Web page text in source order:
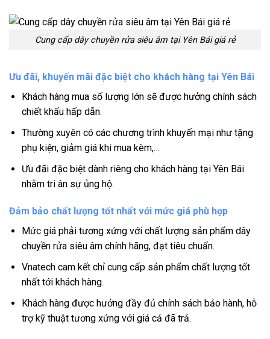
Cung cấp dây chuyền rửa siêu âm tại Yên Bái giá rẻ
Ưu đãi, khuyến mãi đặc biệt cho khách hàng tại Yên Bái
Khách hàng mua số lượng lớn sẽ được hưởng chính sách
chiết khấu hấp dẫn.
Thường xuyên có các chương trình khuyến mại như tặng
phụ kiện, giảm giá khi mua kèm,…
Ưu đãi đặc biệt dành riêng cho khách hàng tại Yên Bái
nhằm tri ân sự ủng hộ.
Đảm bảo chất lượng tốt nhất với mức giá phù hợp
Mức giá phải tương xứng với chất lượng sản phẩm dây
chuyền rửa siêu âm chính hãng, đạt tiêu chuẩn.
Vnatech cam kết chỉ cung cấp sản phẩm chất lượng tốt
nhất tới khách hàng.
Khách hàng được hưởng đầy đủ chính sách bảo hành, hỗ
trợ kỹ thuật tương xứng với giá cả đã trả.